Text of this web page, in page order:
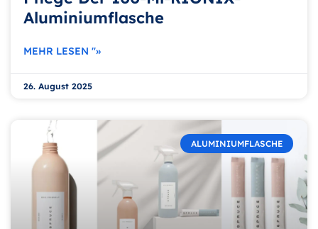
Aluminiumflasche
MEHR LESEN "»
26. August 2025
ALUMINIUMFLASCHE